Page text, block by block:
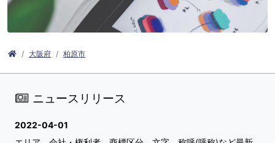
大阪府 柏原市
ニュースリリース
2022-04-01